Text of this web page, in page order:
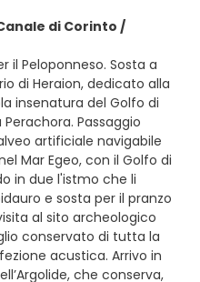
di Corinto /
il Peloponneso. Sosta a
di Heraion, dedicato alla
insenatura del Golfo di
Passaggio
artificiale navigabile
Mar Egeo, con il Golfo di
in due l'istmo che li
e sosta per il pranzo
al sito archeologico
conservato di tutta la
acustica. Arrivo in
che conserva,